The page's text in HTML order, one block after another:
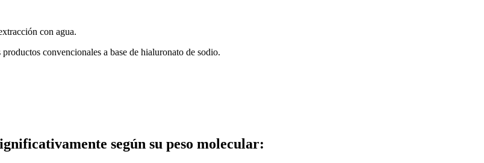
con agua.
convencionales a base de hialuronato de sodio.
según su peso molecular: